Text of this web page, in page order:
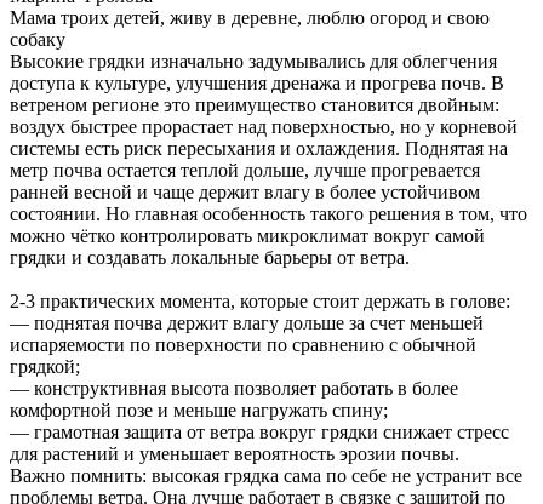
Мама троих детей, живу в деревне, люблю огород и свою
собаку
Высокие грядки изначально задумывались для облегчения
доступа к культуре, улучшения дренажа и прогрева почв. В
ветреном регионе это преимущество становится двойным:
воздух быстрее прорастает над поверхностью, но у корневой
системы есть риск пересыхания и охлаждения. Поднятая на
метр почва остается теплой дольше, лучше прогревается
ранней весной и чаще держит влагу в более устойчивом
состоянии. Но главная особенность такого решения в том, что
можно чётко контролировать микроклимат вокруг самой
грядки и создавать локальные барьеры от ветра.
2-3 практических момента, которые стоит держать в голове:
— поднятая почва держит влагу дольше за счет меньшей
испаряемости по поверхности по сравнению с обычной
грядкой;
— конструктивная высота позволяет работать в более
комфортной позе и меньше нагружать спину;
— грамотная защита от ветра вокруг грядки снижает стресс
для растений и уменьшает вероятность эрозии почвы.
Важно помнить: высокая грядка сама по себе не устранит все
проблемы ветра. Она лучше работает в связке с защитой по